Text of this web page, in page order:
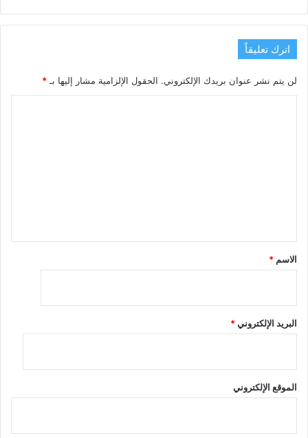
اترك تعليقاً
لن يتم نشر عنوان بريدك الإلكتروني. الحقول الإلزامية مشار إليها بـ *
الاسم *
البريد الإلكتروني*
الموقع الإلكتروني